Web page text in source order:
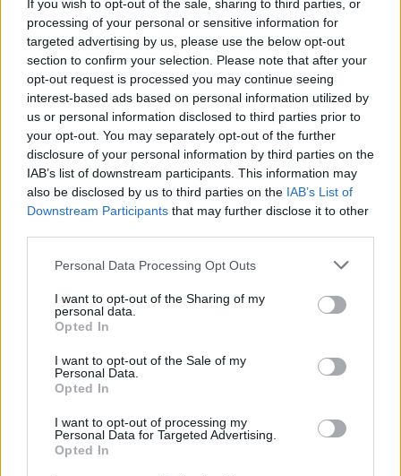
If you wish to opt-out of the sale, sharing to third parties, or
processing of your personal or sensitive information for
targeted advertising by us, please use the below opt-out
section to confirm your selection. Please note that after your
opt-out request is processed you may continue seeing
interest-based ads based on personal information utilized by
us or personal information disclosed to third parties prior to
your opt-out. You may separately opt-out of the further
disclosure of your personal information by third parties on the
IAB’s list of downstream participants. This information may
also be disclosed by us to third parties on the IAB’s List of
Downstream Participants that may further disclose it to other
Personal Data Processing Opt Outs
I want to opt-out of the Sharing of my
personal data.
Opted In
I want to opt-out of the Sale of my
Personal Data.
Opted In
I want to opt-out of processing my
Personal Data for Targeted Advertising.
Opted In
7 d'agost de 2026
L’Ajuntament de Tortosa amplia el
termini de les obres de l’aparcament
dels terrenys de Renfe per les altes
temperatures
7 d'agost de 2026
Amposta recupera les Cases del Castell
i culmina un projecte estratègic que
vincula patrimoni, turisme i